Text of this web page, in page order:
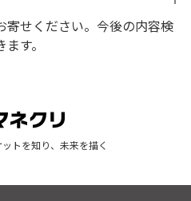
寄せください。今後の内容検
す。
トを知り、未来を描く